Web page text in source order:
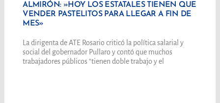
ALMIRÓN: »HOY LOS ESTATALES TIENEN QUE
VENDER PASTELITOS PARA LLEGAR A FIN DE
MES»
La dirigenta de ATE Rosario criticó la política salarial y
social del gobernador Pullaro y contó que muchos
trabajadores públicos “tienen doble trabajo y el